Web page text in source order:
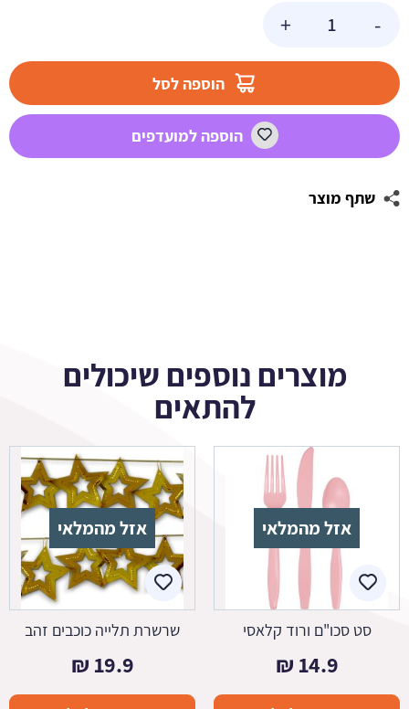
-
שקוף
+
הוספה לסל
הוספה למועדפים
שתף מוצר
מוצרים נוספים שיכולים
להתאים
אזל מהמלאי
סט סכו"ם ורוד קלאסי
14.9
₪
אזל מהמלאי
שרשרת תלייה כוכבים זהב
19.9
₪